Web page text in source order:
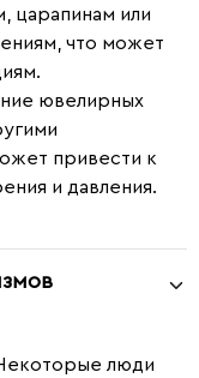
царапинам или
что может
ювелирных
привести к
и давления.
люди